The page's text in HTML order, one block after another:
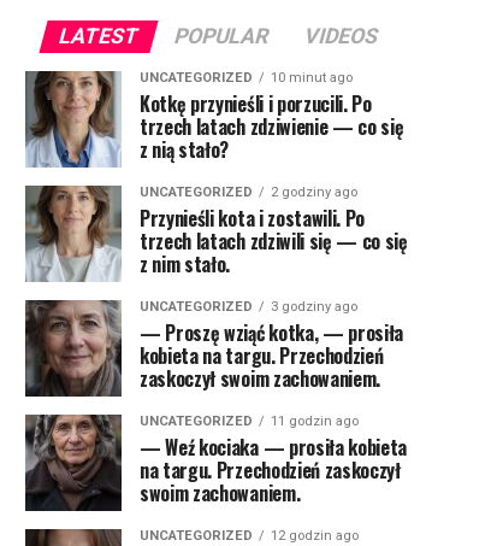
LATEST POPULAR VIDEOS
UNCATEGORIZED 10 minut ago
Kotkę przynieśli i porzucili. Po
trzech latach zdziwienie — co się
z nią stało?
UNCATEGORIZED 2 godziny ago
Przynieśli kota i zostawili. Po
trzech latach zdziwili się — co się
z nim stało.
UNCATEGORIZED 3 godziny ago
— Proszę wziąć kotka, — prosiła
kobieta na targu. Przechodzień
zaskoczył swoim zachowaniem.
UNCATEGORIZED 11 godzin ago
— Weź kociaka — prosiła kobieta
na targu. Przechodzień zaskoczył
swoim zachowaniem.
UNCATEGORIZED 12 godzin ago